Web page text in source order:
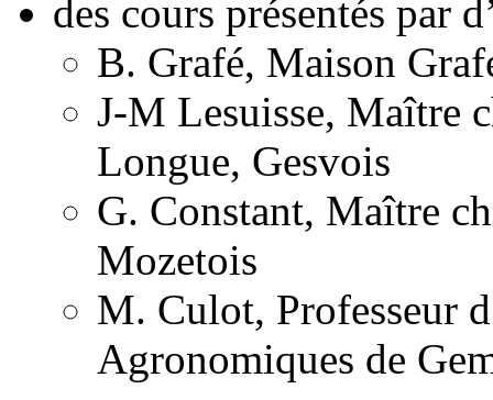
des cours présentés par
B. Grafé, Maison
J-M Lesuisse, Maître
Longue, Gesvois
G. Constant, Maître
Mozetois
M. Culot, Professeur
Agronomiques de